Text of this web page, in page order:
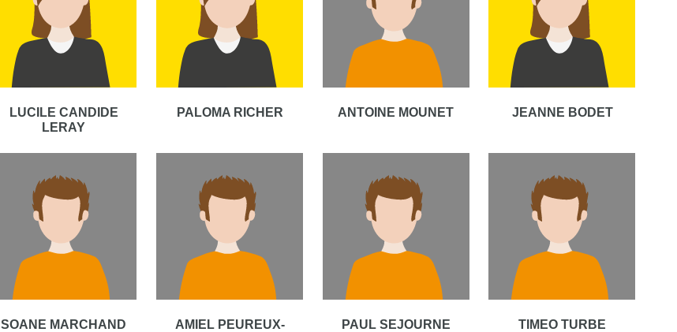
LUCILE CANDIDE
LERAY
PALOMA RICHER ANTOINE MOUNET JEANNE BODET
SOANE MARCHAND
AMIEL PEUREUX-
PAUL SEJOURNE TIMEO TURBE